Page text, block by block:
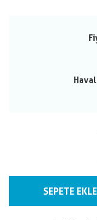
SEPETE EKLE